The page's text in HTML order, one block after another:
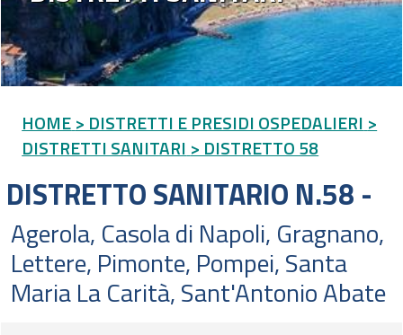
HOME > DISTRETTI E PRESIDI OSPEDALIERI >
DISTRETTI SANITARI > DISTRETTO 58
DISTRETTO SANITARIO N.58 -
Agerola, Casola di Napoli, Gragnano,
Lettere, Pimonte, Pompei, Santa
Maria La Carità, Sant'Antonio Abate